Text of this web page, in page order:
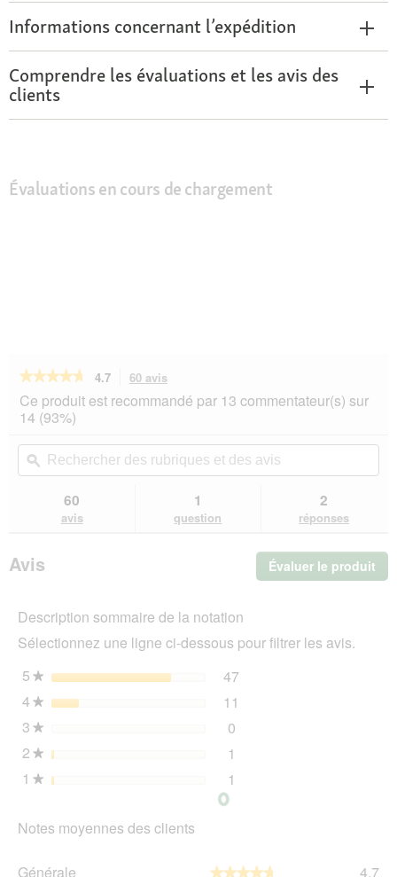
Informations concernant l’expédition
Comprendre les évaluations et les avis des
clients
Évaluations en cours de chargement
★★★★★
★★★★★
sur
5
les
avis
JR
Farm
4.7 60 avis
action
vous
vers
les
avis.
Ce produit est recommandé par 13 commentateur(s) sur
14 (93%)
Rechercher
des
rubriques
ϙ
60
avis
1
question
2
réponses
Avis Évaluer le produit
Description sommaire de la notation
Sélectionnez une ligne ci-dessous pour filtrer les avis.
5★ étoiles 47
4★ étoiles 11
3★ 0
2★ étoiles 1
1★ étoiles 1
Notes moyennes des clients
Générale ★★★★★
★★★★★ 4.7